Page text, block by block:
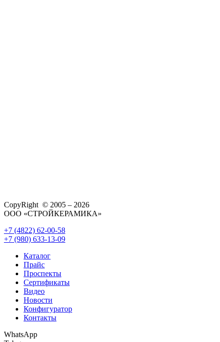
CopyRight © 2005 – 2026
ООО «СТРОЙКЕРАМИКА»
+7 (4822) 62-00-58
+7 (980) 633-13-09
Каталог
Прайс
Проспекты
Сертификаты
Видео
Новости
Конфигуратор
Контакты
WhatsApp